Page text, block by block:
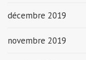
décembre 2019
novembre 2019